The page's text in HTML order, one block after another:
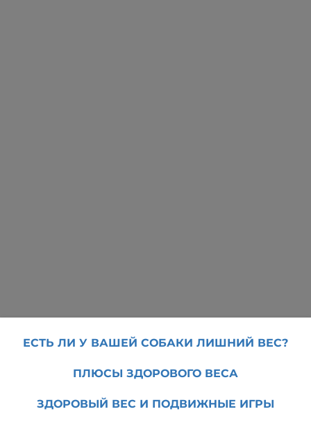
ЕСТЬ ЛИ У ВАШЕЙ СОБАКИ ЛИШНИЙ ВЕС?
ПЛЮСЫ ЗДОРОВОГО ВЕСА
ЗДОРОВЫЙ ВЕС И ПОДВИЖНЫЕ ИГРЫ